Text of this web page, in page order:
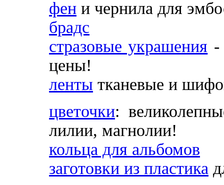
фен и чернила для
брадс
стразовые украшения -
цены!
ленты тканевые и
цветочки:
лилии, магнолии!
кольца для альбомов
заготовки из пластика